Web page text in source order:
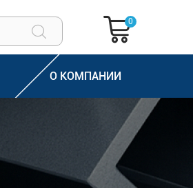
0
О КОМПАНИИ